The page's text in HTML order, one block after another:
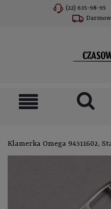
(22) 635-98-95
Klamerka Omega 94511602,